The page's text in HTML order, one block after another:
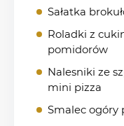
Sałatka
Roladki z
pomidorów
Nalesniki ze
mini pizza
Smalec ogóry